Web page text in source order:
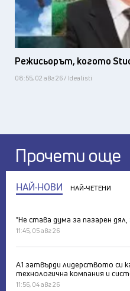
Режисьорът, когото
08:55, 02 авг 26 / Idealisti
Прочети още
НАЙ-НОВИ НАЙ-ЧЕТЕНИ
"Не става дума за пазарен дял,
11:45, 05 авг 26
А1 затвърди лидерството си
технологична компания и
11:56, 04 авг 26